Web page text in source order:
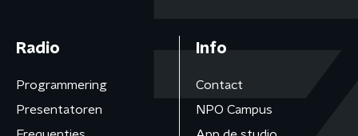
Radio
Programmering
Presentatoren
Info
Contact
NPO Campus